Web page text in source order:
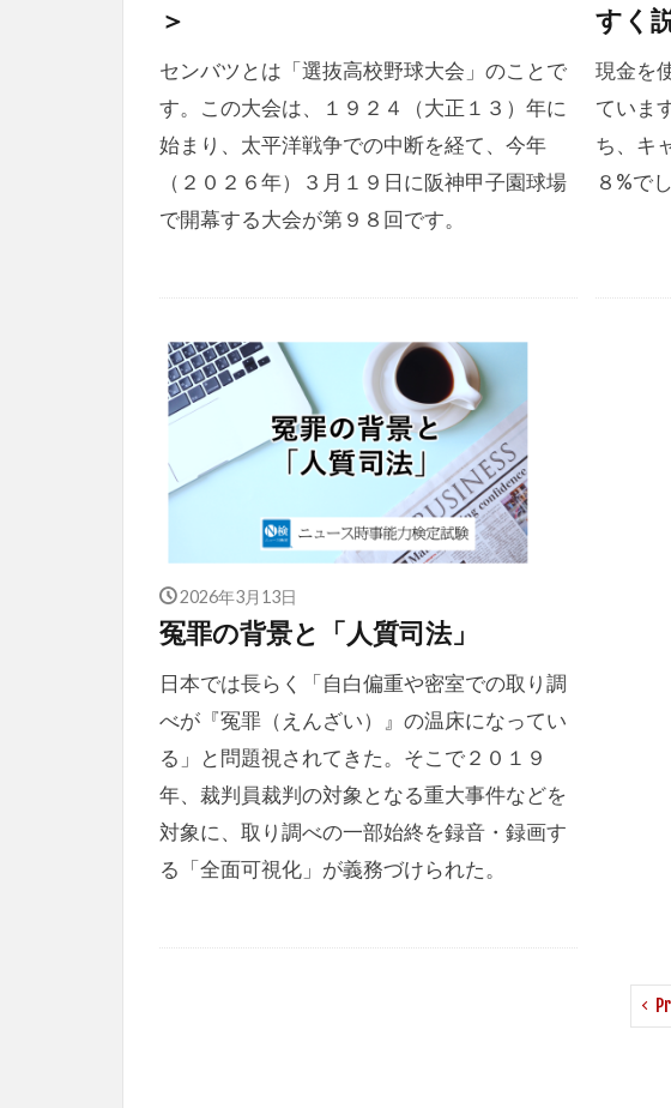
＞
センバツとは「選抜高校野球大会」のことで
す。この大会は、１９２４（大正１３）年に
始まり、太平洋戦争での中断を経て、今年
（２０２６年）３月１９日に阪神甲子園球場
で開幕する大会が第９８回です。
すく
現金を
ていま
ち、キ
８%で
2026年3月13日
冤罪の背景と「人質司法」
日本では長らく「自白偏重や密室での取り調
べが『冤罪（えんざい）』の温床になってい
る」と問題視されてきた。そこで２０１９
年、裁判員裁判の対象となる重大事件などを
対象に、取り調べの一部始終を録音・録画す
る「全面可視化」が義務づけられた。